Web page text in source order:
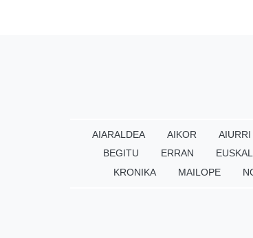
AIARALDEA AIKOR AIURRI
BEGITU
ERRAN
KRONIKA
MAILOPE